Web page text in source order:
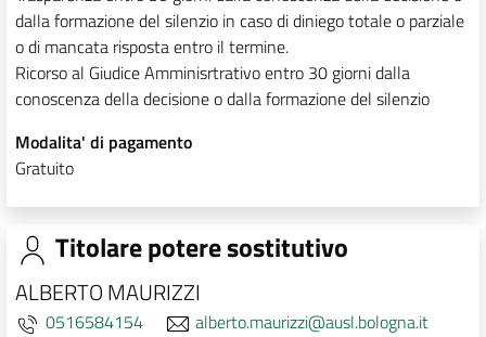
dalla formazione del silenzio in caso di diniego totale o parziale
o di mancata risposta entro il termine.
Ricorso al Giudice Amminisrtrativo entro 30 giorni dalla
conoscenza della decisione o dalla formazione del silenzio
Modalita' di pagamento
Gratuito
Titolare potere sostitutivo
ALBERTO MAURIZZI
0516584154
alberto.maurizzi@ausl.bologna.it